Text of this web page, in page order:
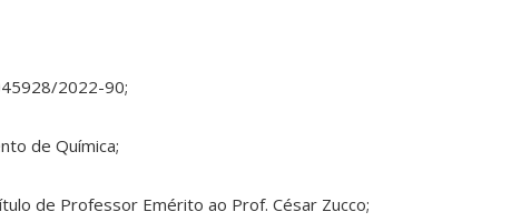
2022-90;
de Química;
de Professor Emérito ao Prof. César Zucco;